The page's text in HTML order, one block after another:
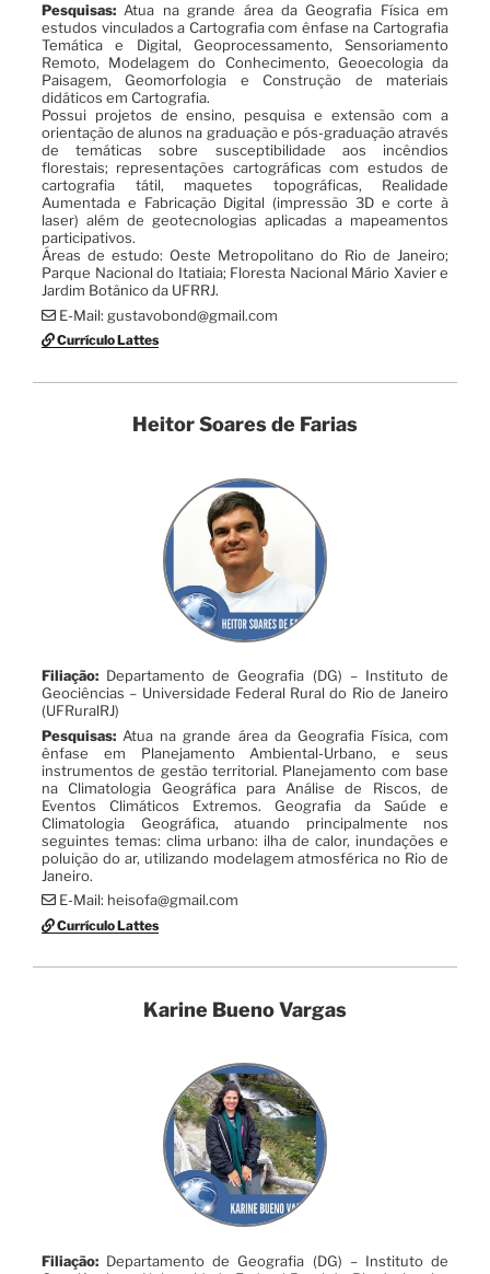
Pesquisas: Atua na grande área da Geografia Física em
estudos vinculados a Cartografia com ênfase na Cartografia
Temática e Digital, Geoprocessamento, Sensoriamento
Remoto, Modelagem do Conhecimento, Geoecologia da
Paisagem, Geomorfologia e Construção de materiais
didáticos em Cartografia.
Possui projetos de ensino, pesquisa e extensão com a
orientação de alunos na graduação e pós-graduação através
de temáticas sobre susceptibilidade aos incêndios
florestais; representações cartográficas com estudos de
cartografia tátil, maquetes topográficas, Realidade
Aumentada e Fabricação Digital (impressão 3D e corte à
laser) além de geotecnologias aplicadas a mapeamentos
participativos.
Áreas de estudo: Oeste Metropolitano do Rio de Janeiro;
Parque Nacional do Itatiaia; Floresta Nacional Mário Xavier e
Jardim Botânico da UFRRJ.
E-Mail: gustavobond@gmail.com
Currículo Lattes
Heitor Soares de Farias
Filiação: Departamento de Geografia (DG) – Instituto de
Geociências – Universidade Federal Rural do Rio de Janeiro
(UFRuralRJ)
Pesquisas: Atua na grande área da Geografia Física, com
ênfase em Planejamento Ambiental-Urbano, e seus
instrumentos de gestão territorial. Planejamento com base
na Climatologia Geográfica para Análise de Riscos, de
Eventos Climáticos Extremos. Geografia da Saúde e
Climatologia Geográfica, atuando principalmente nos
seguintes temas: clima urbano: ilha de calor, inundações e
poluição do ar, utilizando modelagem atmosférica no Rio de
Janeiro.
E-Mail: heisofa@gmail.com
Currículo Lattes
Karine Bueno Vargas
Filiação: Departamento de Geografia (DG) – Instituto de